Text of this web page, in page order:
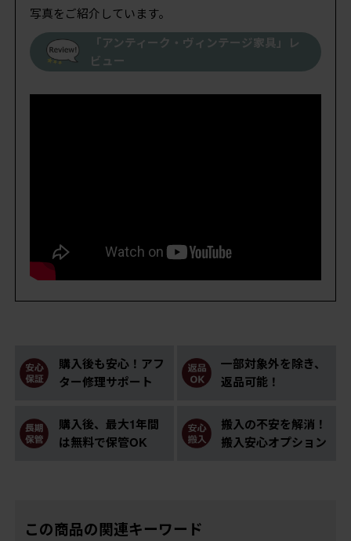
写真をご紹介しています。
「アンティーク・ヴィンテージ家具」レ
ビュー
【 こちらの商品は動画でもご紹介しています。 】
購入後も安心！アフ
ター修理サポート
一部対象外を除き、
返品可能！
購入後、最大1年間
は無料で保管OK
搬入の不安を解消！
搬入安心オプション
この商品の関連キーワード